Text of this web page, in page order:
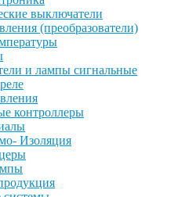
выключатели
(преобразователи)
и лампы сигнальные
контроллеры
Изоляция